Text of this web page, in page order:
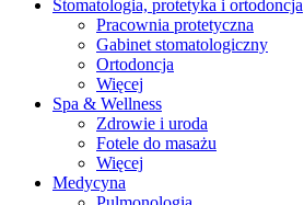
Stomatologia, protetyka i ortodoncja
Pracownia protetyczna
Gabinet stomatologiczny
Ortodoncja
Więcej
Spa & Wellness
Zdrowie i uroda
Fotele do masażu
Więcej
Medycyna